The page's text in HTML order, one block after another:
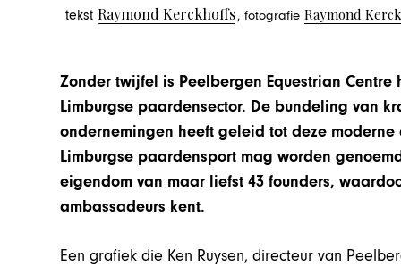
tekstRaymond Kerckhoffs, fotografieRaymond
Zonder twijfel is Peelbergen Equestrian
Limburgse paardensector. De bundeling van
ondernemingen heeft geleid tot deze
Limburgse paardensport mag worden
eigendom van maar liefst 43 founders,
ambassadeurs kent.
Een grafiek die Ken Ruysen, directeur van